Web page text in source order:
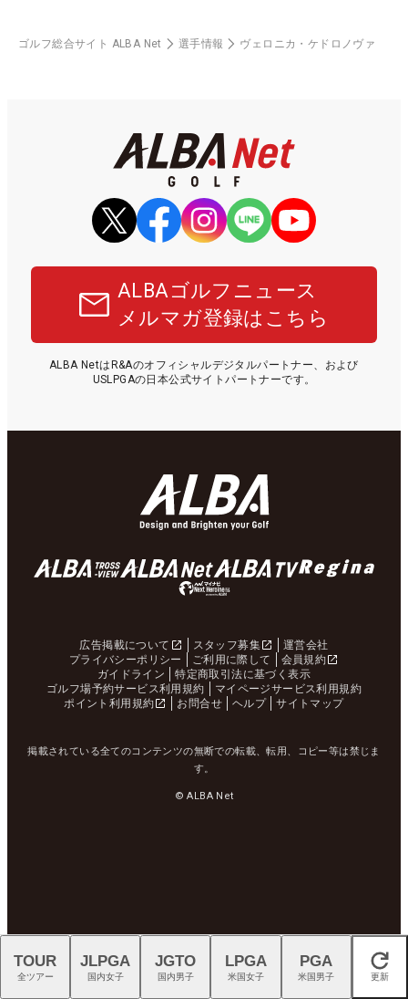
ゴルフ総合サイト ALBA Net 選手情報 ヴェロニカ・ケドロノヴァ
ALBAゴルフニュース
メルマガ登録はこちら
ALBA NetはR&Aのオフィシャルデジタルパートナー、および
USLPGAの日本公式サイトパートナーです。
広告掲載について スタッフ募集
運営会社
プライバシーポリシー
ご利用に際して
会員規約
ガイドライン
特定商取引法に基づく表示
ゴルフ場予約サービス利用規約
マイページサービス利用規約
ポイント利用規約
お問合せ ヘルプ サイトマップ
掲載されている全てのコンテンツの無断での転載、転用、コピー等は禁じま
す。
© ALBA Net
閉じる
TOUR
全ツアー
JLPGA
国内女子
JGTO
国内男子
LPGA
米国女子
PGA
米国男子 更新